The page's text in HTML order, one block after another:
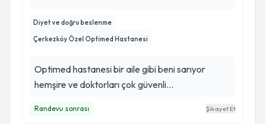
Diyet ve doğru beslenme
Çerkezköy Özel Optimed Hastanesi
Optimed hastanesi bir aile gibi beni sarıyor
hemşire ve doktorları çok güvenli...
Randevu sonrası Şikayet Et